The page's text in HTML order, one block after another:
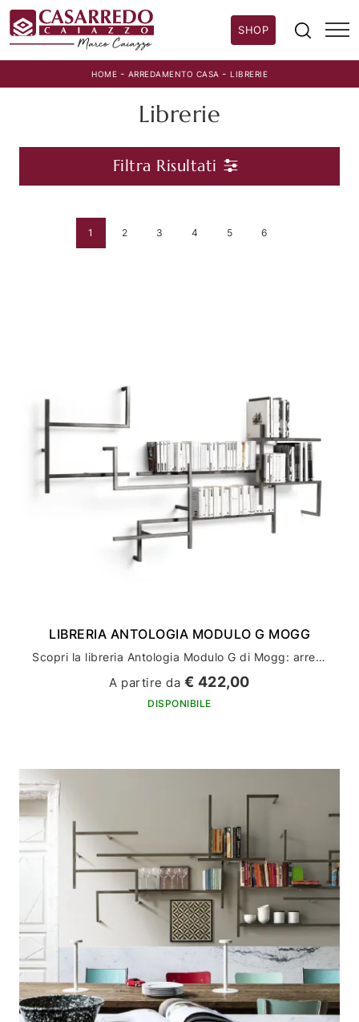
SHOP
HOME - ARREDAMENTO CASA - LIBRERIE
Librerie
Filtra Risultati
1 2 3 4 5 6
LIBRERIA ANTOLOGIA MODULO G MOGG
Scopri la libreria Antologia Modulo G di Mogg: arredamento casa di design e stile
A partire da € 422,00
DISPONIBILE